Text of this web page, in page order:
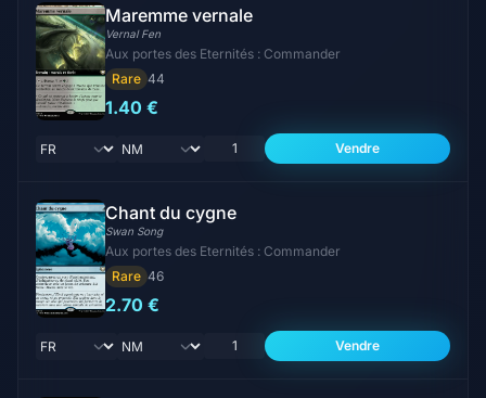
Maremme vernale
Vernal Fen
Aux portes des Eternités : Commander
Rare 44
1.40 €
Vendre
Chant du cygne
Swan Song
Aux portes des Eternités : Commander
Rare 46
2.70 €
Vendre